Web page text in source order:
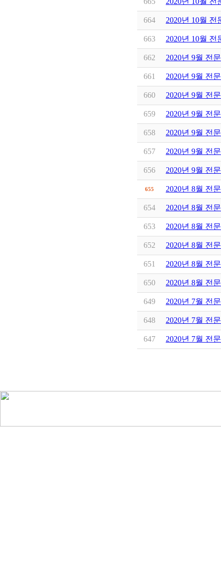
664 2020년 10월
663 2020년 10월
662 2020년 9월 전
661 2020년 9월 전
660 2020년 9월 전
659 2020년 9월 전
658 2020년 9월 전
657 2020년 9월 전
656 2020년 9월 전
655 2020년 8월 전
654 2020년 8월 전
653 2020년 8월 전
652 2020년 8월 전
651 2020년 8월 전
650 2020년 8월 전
649 2020년 7월 전
648 2020년 7월 전
647 2020년 7월 전